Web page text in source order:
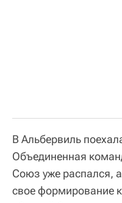
В Альбервиль
Объединенная
Союз уже распался, а
свое формирование